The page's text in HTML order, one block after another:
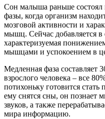
Сон малыша раньше состоял
фазы, когда организм
мозговой активности и
мышц. Сейчас добавляется в
характеризуемая
мышцами и успокоением в
Медленная фаза составляет
взрослого человека – все
потихоньку готовится
ему снятся сны, он
звуков, а также
мира информацию.